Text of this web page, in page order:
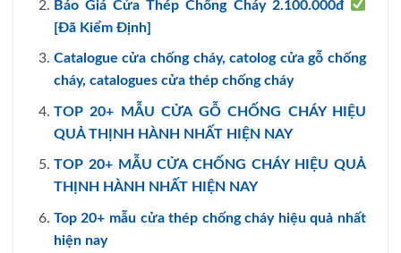
Báo Giá Cửa Thép Chống Cháy 2.100.000đ
[Đã Kiểm Định]
Catalogue cửa chống cháy, catolog cửa gỗ chống
cháy, catalogues cửa thép chống cháy
TOP 20+ MẪU CỬA GỖ CHỐNG CHÁY HIỆU
QUẢ THỊNH HÀNH NHẤT HIỆN NAY
TOP 20+ MẪU CỬA CHỐNG CHÁY HIỆU QUẢ
THỊNH HÀNH NHẤT HIỆN NAY
Top 20+ mẫu cửa thép chống cháy hiệu quả nhất
hiện nay